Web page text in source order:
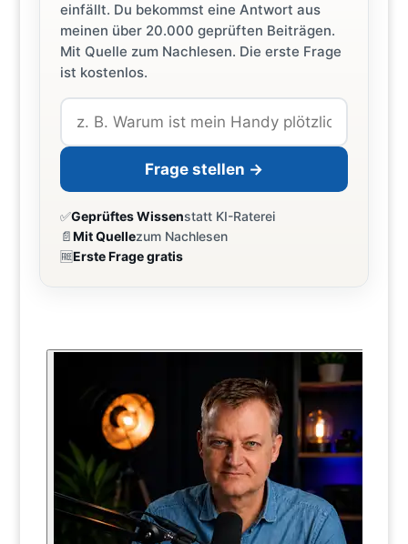
einfällt. Du bekommst eine Antwort aus
meinen über 20.000 geprüften Beiträgen.
Mit Quelle zum Nachlesen. Die erste Frage
ist kostenlos.
Frage stellen →
✅Geprüftes Wissenstatt KI-Raterei
📄Mit Quellezum Nachlesen
🆓Erste Frage gratis